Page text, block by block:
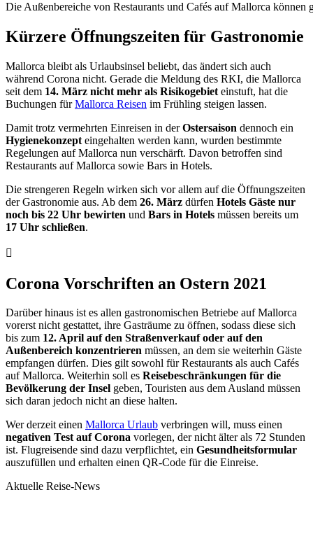
Die Außenbereiche von Restaurants und Cafés auf Mallorca können
Kürzere Öffnungszeiten für Gastronomie
Mallorca bleibt als Urlaubsinsel beliebt, das ändert sich auch
während Corona nicht. Gerade die Meldung des RKI, die Mallorca
seit dem 14. März nicht mehr als Risikogebiet einstuft, hat die
Buchungen fürMallorca Reisen im Frühling steigen lassen.
Damit trotz vermehrten Einreisen in derOstersaison dennoch ein
Hygienekonzept eingehalten werden kann, wurden bestimmte
Regelungen auf Mallorca nun verschärft. Davon betroffen sind
Restaurants auf Mallorca sowie Bars in Hotels.
Die strengeren Regeln wirken sich vor allem auf die Öffnungszeiten
der Gastronomie aus. Ab dem 26. März dürfen Hotels Gäste nur
noch bis 22 Uhr bewirten und Bars in Hotels müssen bereits um
17 Uhr schließen.
Corona Vorschriften an Ostern 2021
Darüber hinaus ist es allen gastronomischen Betriebe auf Mallorca
vorerst nicht gestattet, ihre Gasträume zu öffnen, sodass diese sich
bis zum 12. April auf den Straßenverkauf oder auf den
Außenbereich konzentrieren müssen, an dem sie weiterhin Gäste
empfangen dürfen. Dies gilt sowohl für Restaurants als auch Cafés
auf Mallorca. Weiterhin soll es Reisebeschränkungen für die
Bevölkerung der Insel geben, Touristen aus dem Ausland müssen
sich daran jedoch nicht an diese halten.
Wer derzeit einen Mallorca Urlaub verbringen will, muss einen
negativen Test auf Corona vorlegen, der nicht älter als 72 Stunden
ist. Flugreisende sind dazu verpflichtet, ein Gesundheitsformular
auszufüllen und erhalten einen QR-Code für die Einreise.
Aktuelle Reise-News